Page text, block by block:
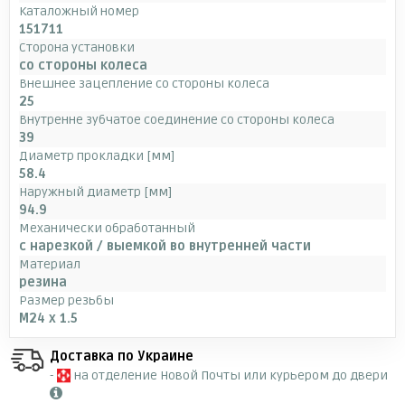
Каталожный номер
151711
Сторона установки
со стороны колеса
Внешнее зацепление со стороны колеса
25
Внутренне зубчатое соединение со стороны колеса
39
Диаметр прокладки [мм]
58.4
Наружный диаметр [мм]
94.9
Механически обработанный
с нарезкой / выемкой во внутренней части
Материал
резина
Размер резьбы
M24 x 1.5
Доставка по Украине
-
на отделение Новой Почты или курьером до двери